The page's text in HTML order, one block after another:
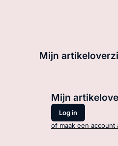
Mijn
Mijn
Log in
of maak een account